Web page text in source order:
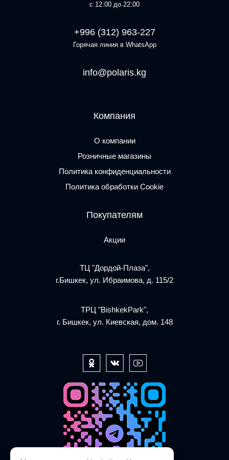
с 12:00 до 22:00
+996 (312) 963-227
Горячая линия в WhatsApp
info@polaris.kg
Компания
О компании
Розничные магазины
Политика конфиденциальности
Политика обработки Cookie
Покупателям
Акции
ТЦ "Дордой-Плаза",
г.Бишкек, ул. Ибраимова, д. 115/2
ТРЦ "BishkekPark",
г. Бишкек, ул. Киевская, дом. 148